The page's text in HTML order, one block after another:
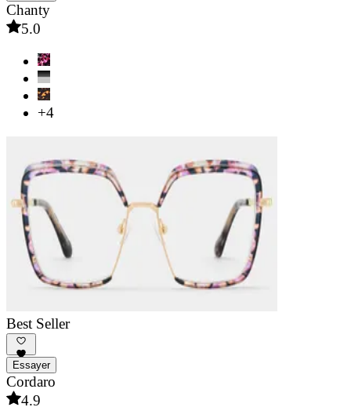
Chanty
5.0
+4
Best Seller
Essayer
Cordaro
4.9